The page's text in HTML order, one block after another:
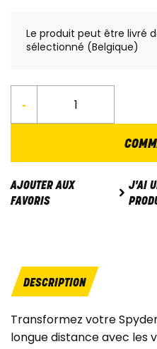
Le produit peut être livré
sélectionné (Belgique)
-
AJOUTER AUX
FAVORIS
J'AI
DESCRIPTION
Transformez votre
longue distance avec les